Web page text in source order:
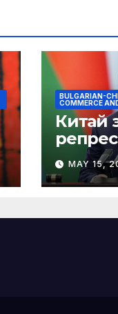
BULGARIAN-
COMMERCE
Китай
на TCM
MAY 15,